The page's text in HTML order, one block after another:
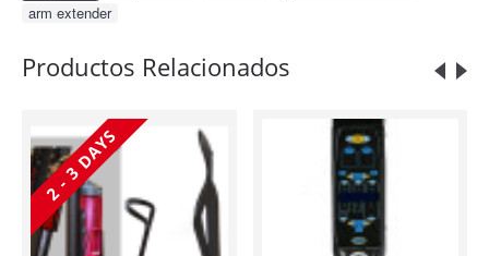
arm extender
Productos Relacionados
2 - 3 DAYS